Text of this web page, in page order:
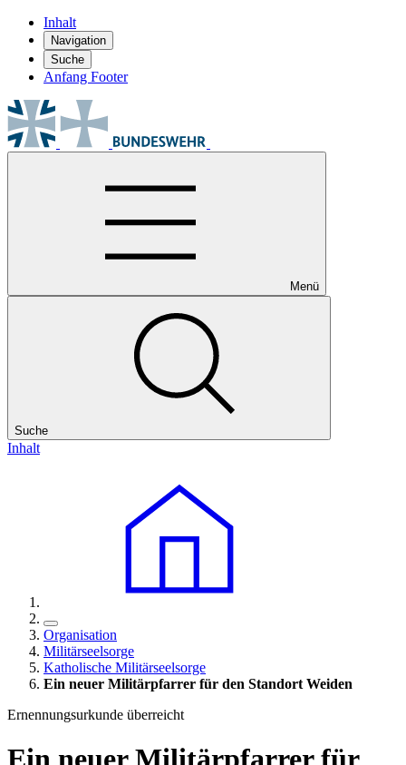
Inhalt
Navigation
Suche
Anfang Footer
Menü
Suche
Inhalt
Organisation
Militärseelsorge
Katholische Militärseelsorge
Ein neuer Militärpfarrer für den Standort Weiden
Ernennungsurkunde überreicht